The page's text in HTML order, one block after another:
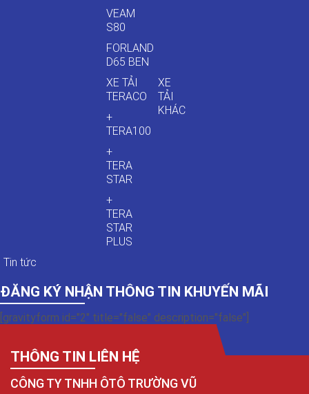
VEAM
S80
FORLAND
D65 BEN
XE TẢI
TERACO
+
TERA100
+
TERA
STAR
+
TERA
STAR
PLUS
XE
TẢI
KHÁC
Tin tức
ĐĂNG KÝ NHẬN THÔNG TIN KHUYẾN MÃI
[gravityform id="2" title="false" description="false"]
THÔNG TIN LIÊN HỆ
CÔNG TY TNHH ÔTÔ TRƯỜNG VŨ